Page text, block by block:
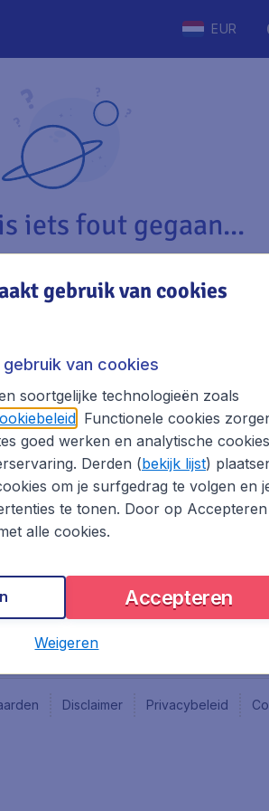
EUR
iets fout gegaan...
Disclaimer Privacybeleid
gebruik van cookies
van cookies
soortgelijke technologieën zoals
. Functionele cookies
goed werken en analytische cookies
Derden (bekijk lijst)
om je surfgedrag te volgen en
te tonen. Door op
alle cookies.
Accepteren
Weigeren